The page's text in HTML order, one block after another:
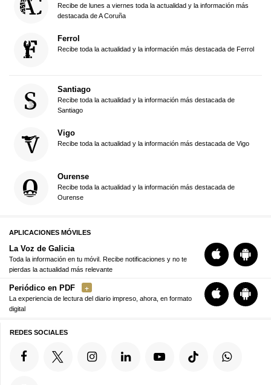
Recibe de lunes a viernes toda la actualidad y la información más
destacada de A Coruña
Ferrol
Recibe toda la actualidad y la información más destacada de Ferrol
Santiago
Recibe toda la actualidad y la información más destacada de
Santiago
Vigo
Recibe toda la actualidad y la información más destacada de Vigo
Ourense
Recibe toda la actualidad y la información más destacada de
Ourense
APLICACIONES MÓVILES
La Voz de Galicia
Toda la información en tu móvil. Recibe notificaciones y no te
pierdas la actualidad más relevante
Periódico en PDF
La experiencia de lectura del diario impreso, ahora, en formato
digital
REDES SOCIALES